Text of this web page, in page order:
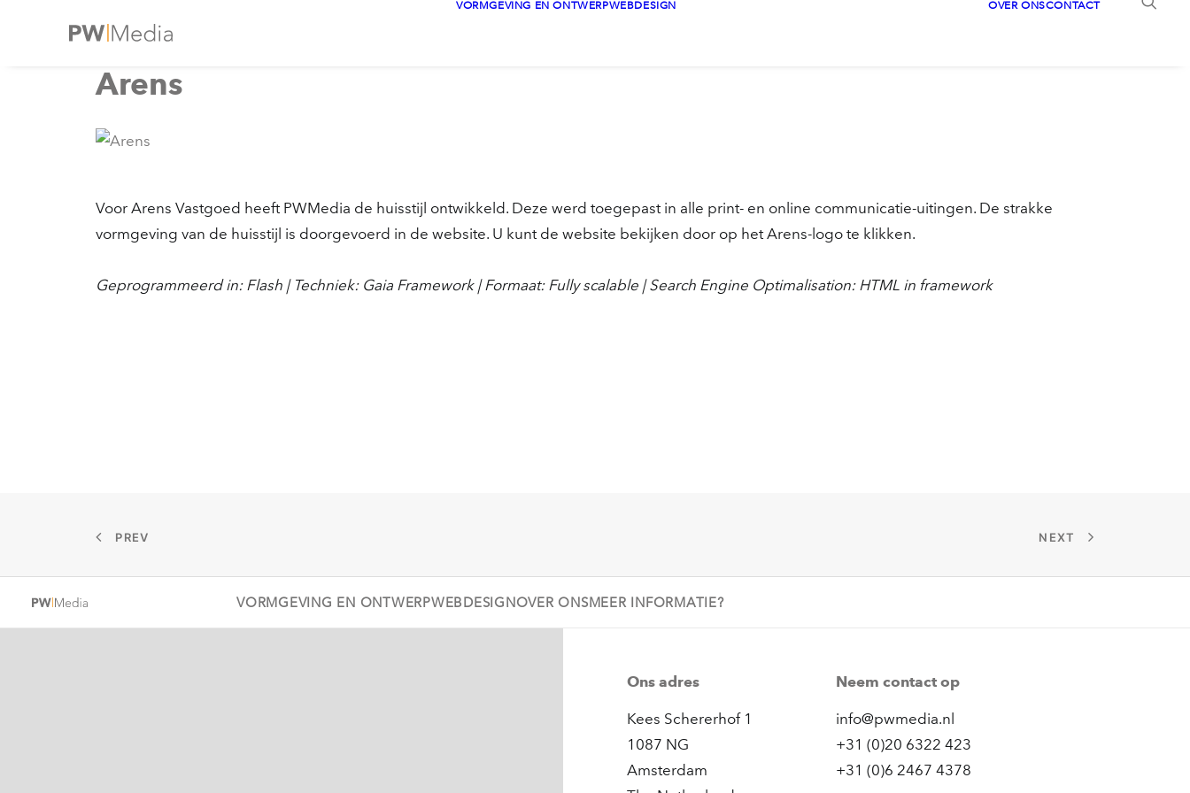
VORMGEVING EN ONTWERPWEBDESIGN OVER ONSCONTACT
Arens
Voor Arens Vastgoed heeft PWMedia de huisstijl ontwikkeld. Deze werd toegepast in alle print- en online communicatie-uitingen. De strakke
vormgeving van de huisstijl is doorgevoerd in de website. U kunt de website bekijken door op het Arens-logo te klikken.
Geprogrammeerd in: Flash | Techniek: Gaia Framework | Formaat: Fully scalable | Search Engine Optimalisation: HTML in framework
PREV NEXT
VORMGEVING EN ONTWERPWEBDESIGNOVER ONSMEER INFORMATIE?
Ons adres
Kees Schererhof 1
1087 NG
Amsterdam
Neem contact op
info@pwmedia.nl
+31 (0)20 6322 423
+31 (0)6 2467 4378